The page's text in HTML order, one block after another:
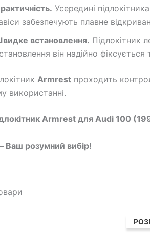
Усередині
забезпечують плавне
встановлення. Підлокітник
він надійно
Armrest проходить
використанні.
Armrest для Audi 100
розумний вибір!